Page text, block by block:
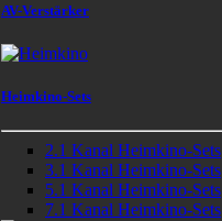
AV-Verstärker
Heimkino-Sets
2.1 Kanal Heimkino-Sets
3.1 Kanal Heimkino-Sets
5.1 Kanal Heimkino-Sets
7.1 Kanal Heimkino-Sets